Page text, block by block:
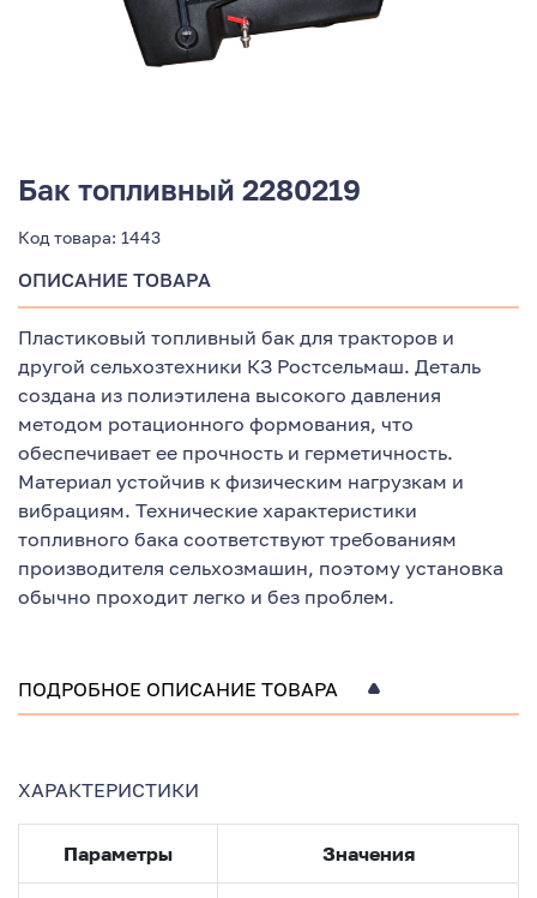
Бак топливный 2280219
Код товара: 1443
ОПИСАНИЕ ТОВАРА
Пластиковый топливный бак для тракторов и
другой сельхозтехники КЗ Ростсельмаш. Деталь
создана из полиэтилена высокого давления
методом ротационного формования, что
обеспечивает ее прочность и герметичность.
Материал устойчив к физическим нагрузкам и
вибрациям. Технические характеристики
топливного бака соответствуют требованиям
производителя сельхозмашин, поэтому установка
обычно проходит легко и без проблем.
ПОДРОБНОЕ ОПИСАНИЕ ТОВАРА
ХАРАКТЕРИСТИКИ
Параметры Значения